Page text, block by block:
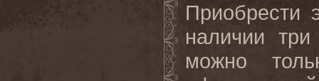
Приобрести
наличии
можно